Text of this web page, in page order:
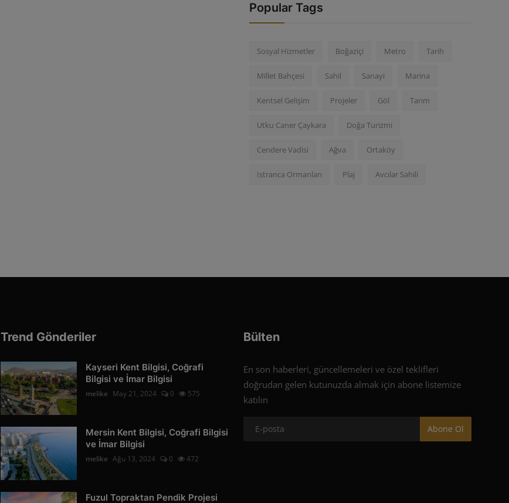
Popular Tags
Sosyal Hizmetler Boğaziçi Metro Tarih
Millet Bahçesi Sahil Sanayi Marina
Kentsel Gelişim Projeler Göl Tarım
Utku Caner Çaykara Doğa Turizmi
Cendere Vadisi Ağva Ortaköy
Istranca Ormanları Plaj Avcılar Sahili
Trend Gönderiler
Kayseri Kent Bilgisi, Coğrafi
Bilgisi ve İmar Bilgisi
melike May 21, 2024 0 575
Mersin Kent Bilgisi, Coğrafi Bilgisi
ve İmar Bilgisi
melike Ağu 13, 2024 0 472
Fuzul Topraktan Pendik Projesi
Bülten
En son haberleri, güncellemeleri ve özel teklifleri
doğrudan gelen kutunuzda almak için abone listemize
katılın
Abone Ol